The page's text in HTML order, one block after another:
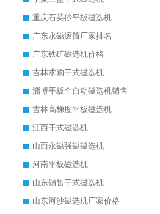
重庆石英砂平板磁选机
广东永磁滚筒厂家排名
广东铁矿磁选机价格
吉林求购干式磁选机
淄博平板全自动磁选机销售
吉林高梯度平板磁选机
江西干式磁选机
山西永磁强磁磁选机
河南平板磁选机
山东销售干式磁选机
山东河沙磁选机厂家价格